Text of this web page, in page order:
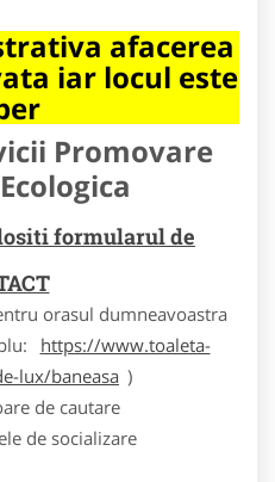
afacerea
iar locul este
Promovare
formularul de
orasul dumneavoastra
https://www.toaleta-
lux/baneasa )
de cautare
de socializare